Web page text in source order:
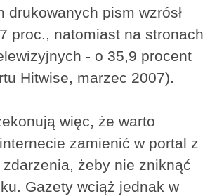
drukowanych pism wzrósł
proc., natomiast na stronach
- o 35,9 procent
Hitwise, marzec 2007).
więc, że warto
zamienić w portal z
żeby nie zniknąć
Gazety wciąż jednak w